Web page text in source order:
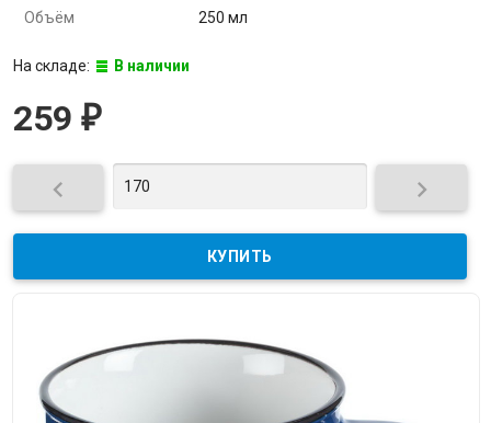
Объём
250 мл
На складе: В наличии
259 ₽
 